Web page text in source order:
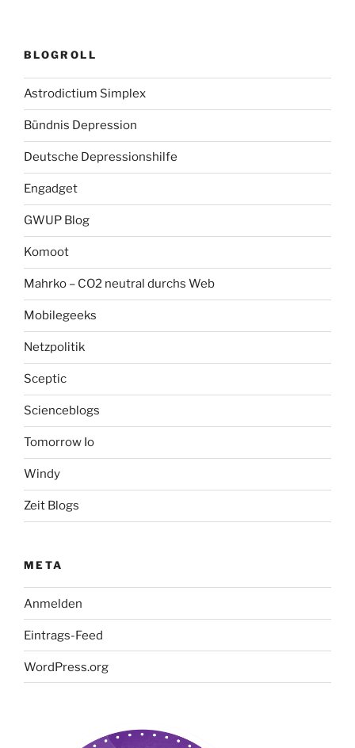
BLOGROLL
Astrodictium Simplex
Bündnis Depression
Deutsche Depressionshilfe
Engadget
GWUP Blog
Komoot
Mahrko – CO2 neutral durchs Web
Mobilegeeks
Netzpolitik
Sceptic
Scienceblogs
Tomorrow Io
Windy
Zeit Blogs
META
Anmelden
Eintrags-Feed
WordPress.org